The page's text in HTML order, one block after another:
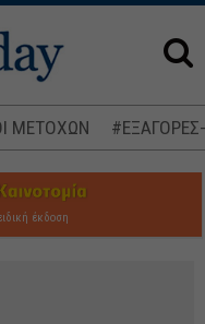
ΜΕΤΟΧΩΝ
έκδοση